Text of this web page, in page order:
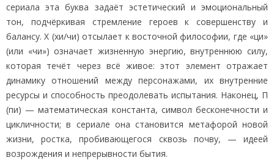
сериала эта буква задаёт эстетический и эмоциональный
тон, подчёркивая стремление героев к совершенству и
балансу. Χ (хи/чи) отсылает к восточной философии, где «ци»
(или «чи») означает жизненную энергию, внутреннюю силу,
которая течёт через всё живое: этот элемент отражает
динамику отношений между персонажами, их внутренние
ресурсы и способность преодолевать испытания. Наконец, Π
(пи) — математическая константа, символ бесконечности и
цикличности; в сериале она становится метафорой новой
жизни, ростка, пробивающегося сквозь почву, — идеей
возрождения и непрерывности бытия.